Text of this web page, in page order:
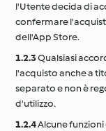
l'Utente decida di
confermare
dell'App Store.
1.2.3Qualsiasi
l'acquisto anche a
separato e non è
d'utilizzo.
1.2.4Alcune